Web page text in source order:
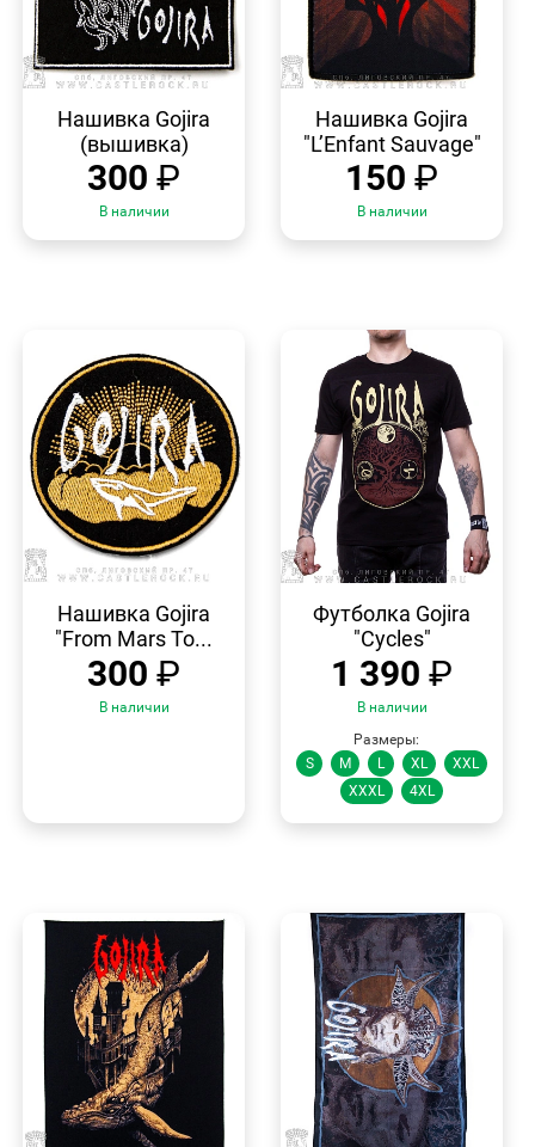
ПРОСМОТР
Нашивка Gojira
(вышивка)
300 ₽
В наличии
ПРОСМОТР
Нашивка Gojira
"L’Enfant Sauvage"
150 ₽
В наличии
ПРОСМОТР
Нашивка Gojira
"From Mars To...
300 ₽
В наличии
ПРОСМОТР
Футболка Gojira
"Cycles"
1 390 ₽
В наличии
Размеры:
S
M L XL
XXL
XXXL
4XL